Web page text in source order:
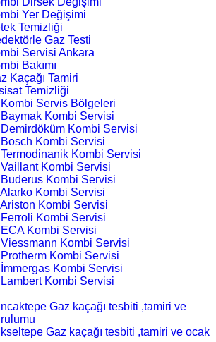
Yer Değişimi
Temizliği
Gaz Testi
Servisi Ankara
Bakımı
Kaçağı Tamiri
Temizliği
Servis Bölgeleri
Kombi Servisi
Kombi Servisi
Kombi Servisi
Kombi Servisi
Kombi Servisi
Kombi Servisi
Kombi Servisi
Kombi Servisi
Kombi Servisi
Kombi Servisi
Kombi Servisi
Kombi Servisi
Kombi Servisi
Kombi Servisi
Gaz kaçağı tesbiti ,tamiri ve
Gaz kaçağı tesbiti ,tamiri ve ocak